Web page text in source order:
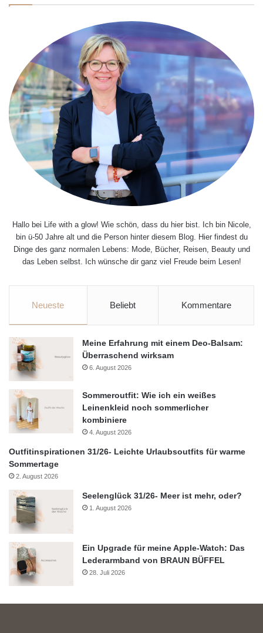
Hallo bei Life with a glow! Wie schön, dass du hier bist. Ich bin Nicole,
bin ü-50 Jahre alt und die Person hinter diesem Blog. Hier findest du
Dinge des ganz normalen Lebens: Mode, Bücher, Reisen, Beauty und
das Leben selbst. Ich wünsche dir ganz viel Freude beim Lesen!
Neueste Beliebt Kommentare
Meine Erfahrung mit einem Deo-Balsam:
Überraschend wirksam
6. August 2026
Sommeroutfit: Wie ich ein weißes
Leinenkleid noch sommerlicher
kombiniere
4. August 2026
Outfitinspirationen 31/26- Leichte Urlaubsoutfits für warme
Sommertage
2. August 2026
Seelenglück 31/26- Meer ist mehr, oder?
1. August 2026
Ein Upgrade für meine Apple-Watch: Das
Lederarmband von BRAUN BÜFFEL
28. Juli 2026